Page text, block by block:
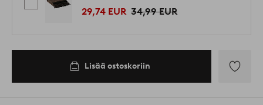
29,74 EUR 34,99 EUR
Lisää ostoskoriin